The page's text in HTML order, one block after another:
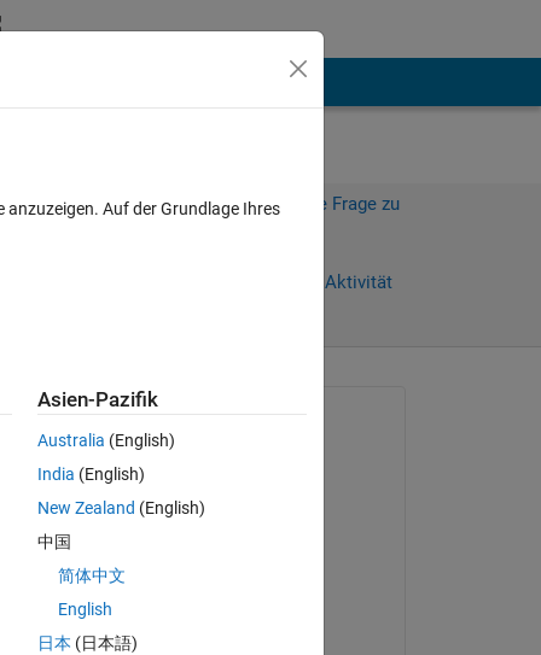
Melden Sie sich an, um diese Frage zu
Anmelden, um Aktivität
Chris E.
am 26 Aug. 2015
am 26 Aug. 2015
Akzeptiert:
Auf der Grundlage Ihres
Asien-Pazifik
Australia (English)
India (English)
New Zealand (English)
中国
简体中文
English
日本 (日本語)